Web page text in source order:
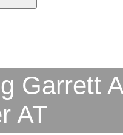
Garrett
AT